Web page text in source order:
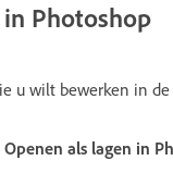
Photoshop
u wilt bewerken in
Openen als lagen in